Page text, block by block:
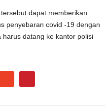
dapat memberikan
penyebaran covid -19 dengan
datang ke kantor polisi